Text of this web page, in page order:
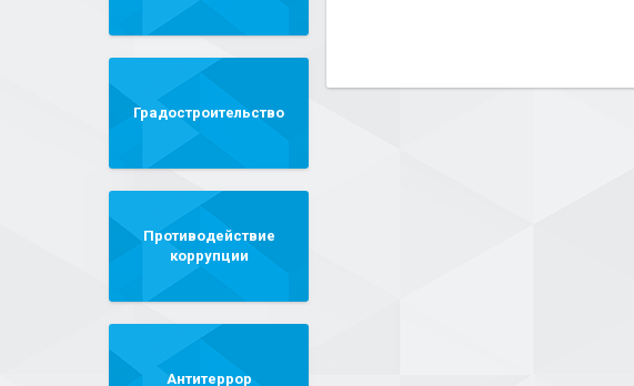
Градостроительство
Противодействие
коррупции
Антитеррор